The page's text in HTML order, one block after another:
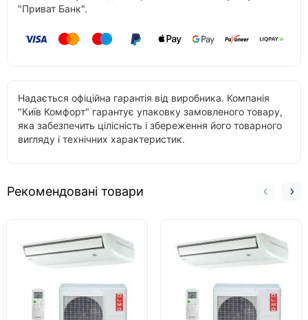
"Приват Банк".
Надається офіційна гарантія від виробника. Компанія
"Київ Комфорт" гарантує упаковку замовленого товару,
яка забезпечить цілісність і збереження його товарного
вигляду і технічних характеристик.
Рекомендовані товари